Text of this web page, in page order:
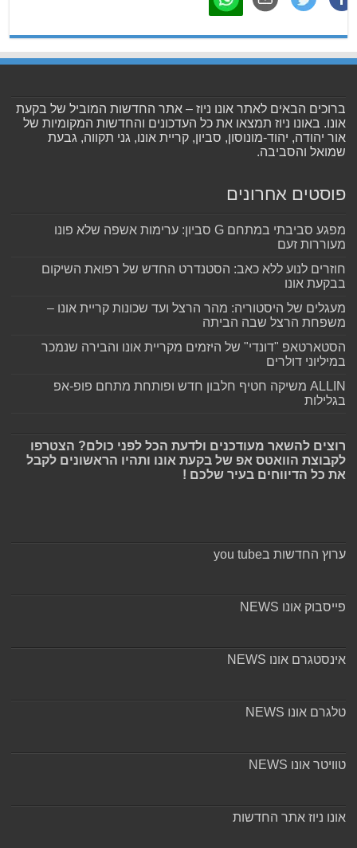
ברוכים הבאים לאתר אונו ניוז – אתר החדשות המוביל של בקעת
אונו. באונו ניוז תמצאו את כל העדכונים והחדשות המקומיות של
אור יהודה, יהוד-מונוסון, סביון, קריית אונו, גני תקווה, גבעת
שמואל והסביבה.
פוסטים אחרונים
מפגע סביבתי במתחם G סביון: ערימות אשפה שלא פונו
מעוררות זעם
חוזרים לנוע ללא כאב: הסטנדרט החדש של רפואת השיקום
בבקעת אונו
מעגלים של היסטוריה: מהר הרצל ועד שכונות קריית אונו –
משפחת הרצל שבה הביתה
הסטארטאפ "דונדי" של היזמים מקריית אונו והבירה שנמכר
במיליוני דולרים
ALLIN משיקה חטיף חלבון חדש ופותחת מתחם פופ-אפ
בגלילות
רוצים להשאר מעודכנים ולדעת הכל לפני כולם? הצטרפו
לקבוצת הוואטס אפ של בקעת אונו ותהיו הראשונים לקבל
את כל הדיווחים בעיר שלכם !
ערוץ החדשות בyou tube
פייסבוק אונו NEWS
אינסטגרם אונו NEWS
טלגרם אונו NEWS
טוויטר אונו NEWS
אונו ניוז אתר החדשות